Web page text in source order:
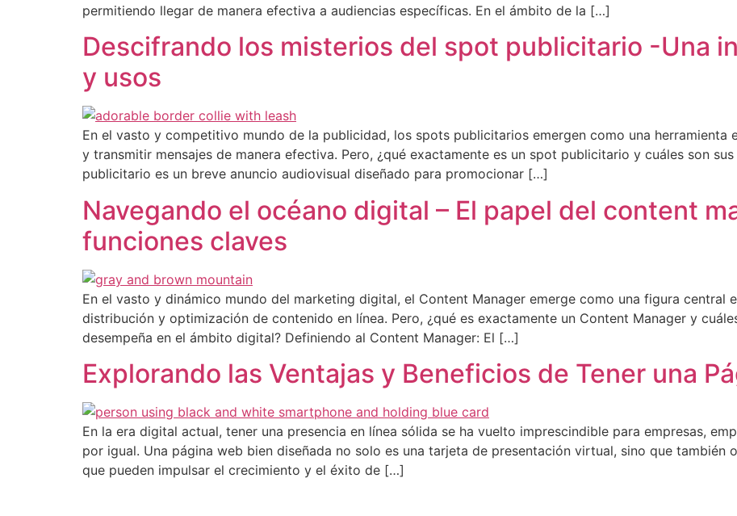
permitiendo llegar de manera efectiva a audiencias específicas. En el ámbito de la […]
Descifrando los misterios del spot publicitario -Una
y usos
En el vasto y competitivo mundo de la publicidad, los spots publicitarios emergen como una herramienta
y transmitir mensajes de manera efectiva. Pero, ¿qué exactamente es un spot publicitario y cuáles son
publicitario es un breve anuncio audiovisual diseñado para promocionar […]
Navegando el océano digital – El papel del content
funciones claves
En el vasto y dinámico mundo del marketing digital, el Content Manager emerge como una figura central
distribución y optimización de contenido en línea. Pero, ¿qué es exactamente un Content Manager y
desempeña en el ámbito digital? Definiendo al Content Manager: El […]
Explorando las Ventajas y Beneficios de Tener una
En la era digital actual, tener una presencia en línea sólida se ha vuelto imprescindible para empresas,
por igual. Una página web bien diseñada no solo es una tarjeta de presentación virtual, sino que también
que pueden impulsar el crecimiento y el éxito de […]